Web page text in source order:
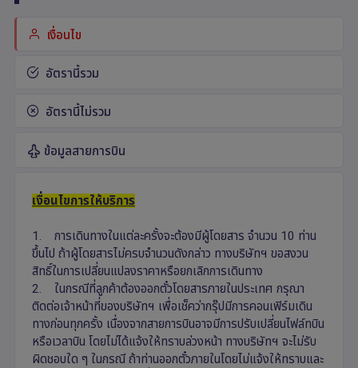
เงื่อนไข
อัตรานี้รวม
อัตรานี้ไม่รวม
ข้อมูลสายการบิน
เงื่อนไขการให้บริการ
1. การเดินทางในแต่ละครั้งจะต้องมีผู้โดยสาร จำนวน 10 ท่าน
ขึ้นไป ถ้าผู้โดยสารไม่ครบจำนวนดังกล่าว ทางบริษัทฯ ขอสงวน
สิทธิ์ในการเปลี่ยนแปลงราคาหรือยกเลิกการเดินทาง
2. ในกรณีที่ลูกค้าต้องออกตั๋วโดยสารภายในประเทศ กรุณา
ติดต่อเจ้าหน้าที่ของบริษัทฯ เพื่อเช็คว่ากรุ๊ปมีการคอนเฟิร์มเดิน
ทางก่อนทุกครั้ง เนื่องจากสายการบินอาจมีการปรับเปลี่ยนไฟล์ทบิน
หรือเวลาบิน โดยไม่ได้แจ้งให้ทราบล่วงหน้า ทางบริษัทฯ จะไม่รับ
ผิดชอบใด ๆ ในกรณี ถ้าท่านออกตั๋วภายในโดยไม่แจ้งให้ทราบและ